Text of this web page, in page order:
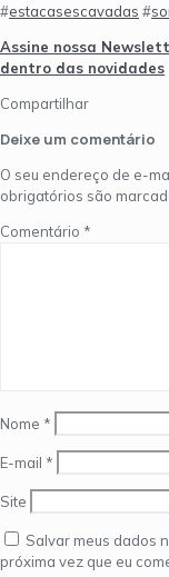
#estacasescavadas #
Assine nossa
dentro das novidades
Compartilhar
Deixe um comentário
O seu endereço de e-
obrigatórios são
Comentário *
Nome *
E-mail *
Site
Salvar meus dados
próxima vez que eu